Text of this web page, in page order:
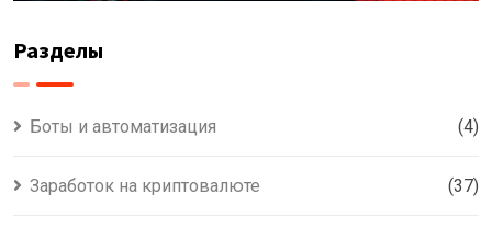
Разделы
Боты и автоматизация (4)
Заработок на криптовалюте (37)